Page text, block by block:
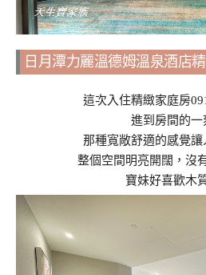
日月潭力麗溫德姆溫泉酒店
這次入住精緻家庭房
進到房間的一
那種寬敞舒適的感覺讓
整個空間明亮開闊，沒
寶妹好喜歡木